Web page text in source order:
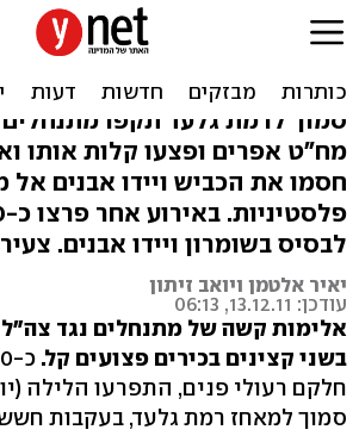
מתנחלים פצעו את
אפרים ופרצו לבסיס
סמוך לרמת גלעד תקפו
מח"ט אפרים ופצעו קלות אותו
חסמו את הכביש ויידו אבנים אל
לבסיס בשומרון ויידו אבנים.
יאיר אלטמן ויואב זיתון
עודכן: 13.12.11, 06:13
אלימות קשה של מתנחלים נגד צה"ל
בשני קצינים בכירים פצועים קל.
סמוך למאחז רמת גלעד, בעקבות